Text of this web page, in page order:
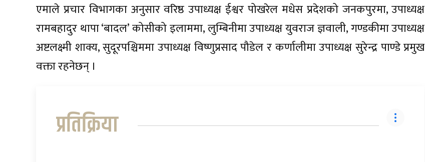
एमाले प्रचार विभागका अनुसार वरिष्ठ उपाध्यक्ष ईश्वर पोखरेल मधेस प्रदेशको जनकपुरमा, उपाध्यक्ष
रामबहादुर थापा ‘बादल’ कोसीको इलाममा, लुम्बिनीमा उपाध्यक्ष युवराज ज्ञवाली, गण्डकीमा उपाध्यक्ष
अष्टलक्ष्मी शाक्य, सुदूरपश्चिममा उपाध्यक्ष विष्णुप्रसाद पौडेल र कर्णालीमा उपाध्यक्ष सुरेन्द्र पाण्डे प्रमुख
वक्ता रहनेछन् ।
प्रतिक्रिया